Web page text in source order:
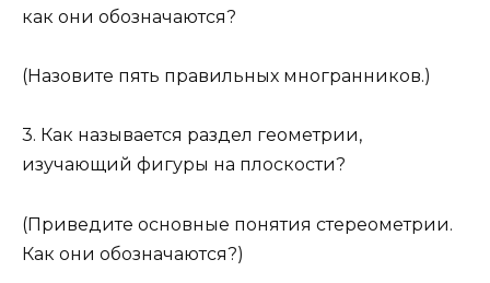
как они обозначаются?
(Назовите пять правильных многранников.)
3. Как называется раздел геометрии,
изучающий фигуры на плоскости?
(Приведите основные понятия стереометрии.
Как они обозначаются?)